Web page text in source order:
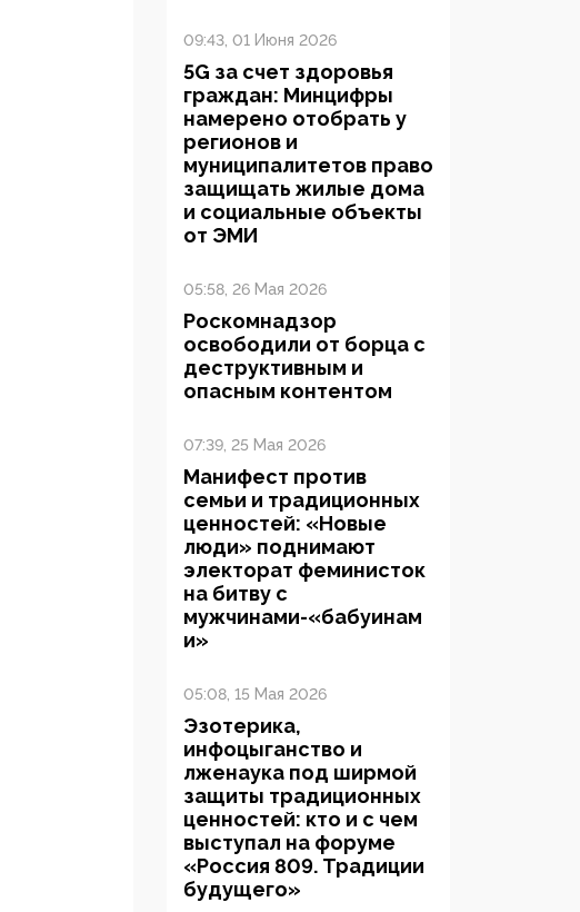
09:43, 01 Июня 2026
5G за счет здоровья
граждан: Минцифры
намерено отобрать у
регионов и
муниципалитетов право
защищать жилые дома
и социальные объекты
от ЭМИ
05:58, 26 Мая 2026
Роскомнадзор
освободили от борца с
деструктивным и
опасным контентом
07:39, 25 Мая 2026
Манифест против
семьи и традиционных
ценностей: «Новые
люди» поднимают
электорат феминисток
на битву с
мужчинами-«бабуинам
и»
05:08, 15 Мая 2026
Эзотерика,
инфоцыганство и
лженаука под ширмой
защиты традиционных
ценностей: кто и с чем
выступал на форуме
«Россия 809. Традиции
будущего»